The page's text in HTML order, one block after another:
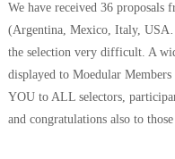
We have received 36 proposals
(Argentina, Mexico, Italy,
the selection very difficult. A
displayed to Moedular
YOU to ALL selectors,
and congratulations also to